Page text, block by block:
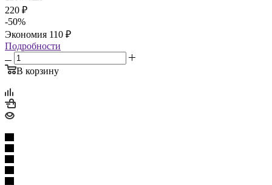
220 ₽
-50%
Экономия 110 ₽
Подробности
В корзину